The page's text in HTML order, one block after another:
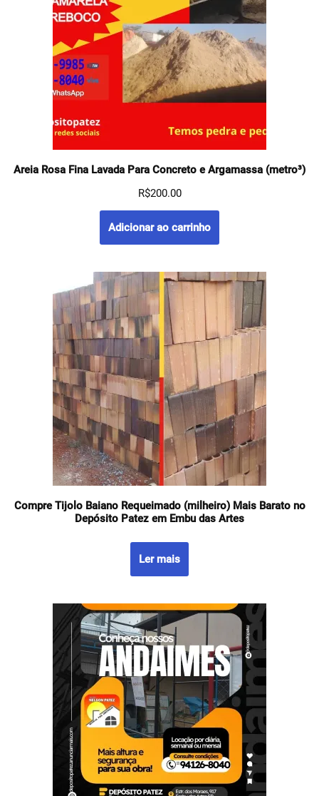
Areia Rosa Fina Lavada Para Concreto e Argamassa (metro³)
R$200.00
Adicionar ao carrinho
Compre Tijolo Baiano Requeimado (milheiro) Mais Barato no
Depósito Patez em Embu das Artes
Ler mais